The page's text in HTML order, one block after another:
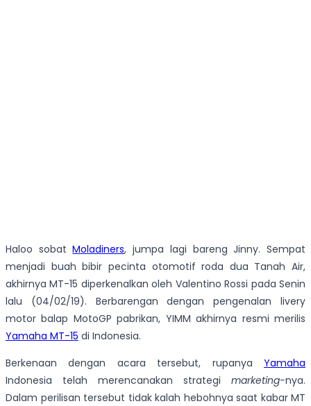
Haloo sobatMoladiners, jumpa lagi bareng Jinny. Sempat
menjadi buah bibir pecinta otomotif roda dua Tanah Air,
akhirnya MT-15 diperkenalkan oleh Valentino Rossi pada Senin
lalu (04/02/19). Berbarengan dengan pengenalan livery
motor balap MotoGP pabrikan, YIMM akhirnya resmi merilis
Yamaha MT-15 di Indonesia.
Berkenaan dengan acara tersebut, rupanya Yamaha
Indonesia telah merencanakan strategi marketing-nya.
Dalam perilisan tersebut tidak kalah hebohnya saat kabar MT